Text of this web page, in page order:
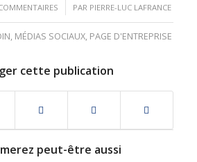
/ PAR PIERRE-LUC LAFRANCE
, MÉDIAS SOCIAUX, PAGE D'ENTREPRISE
cette publication
peut-être aussi